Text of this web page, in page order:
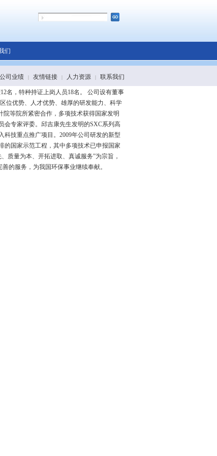
们
公司业绩 | 友情链接 | 人力资源 | 联系我们
名，特种持证上岗人员18名。 公司设有董事
位优势、人才优势、雄厚的研发能力、科学
等院所紧密合作，多项技术获得国家发明
会专家评委。邱吉康先生发明的SXC系列高
技重点推广项目。2009年公司研发的新型
的国家示范工程，其中多项技术已申报国家
质量为本、开拓进取、真诚服务”为宗旨，
的服务，为我国环保事业继续奉献。